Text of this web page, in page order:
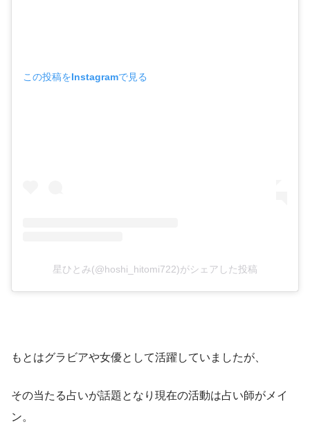
この投稿をInstagramで見る
星ひとみ(@hoshi_hitomi722)がシェアした投稿
もとはグラビアや女優として活躍していましたが、
その当たる占いが話題となり現在の活動は占い師がメイ
ン。